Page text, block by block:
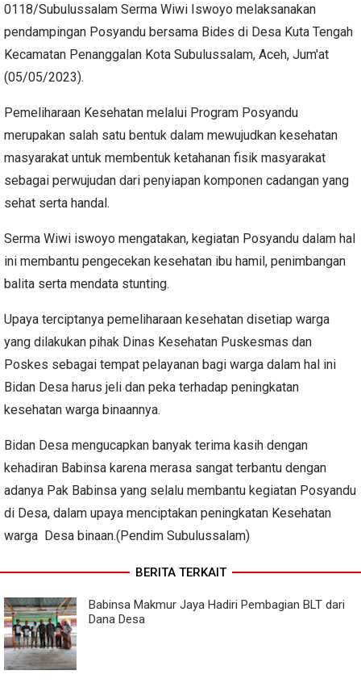
0118/Subulussalam Serma Wiwi Iswoyo melaksanakan
pendampingan Posyandu bersama Bides di Desa Kuta Tengah
Kecamatan Penanggalan Kota Subulussalam, Aceh, Jum'at
(05/05/2023).
Pemeliharaan Kesehatan melalui Program Posyandu
merupakan salah satu bentuk dalam mewujudkan kesehatan
masyarakat untuk membentuk ketahanan fisik masyarakat
sebagai perwujudan dari penyiapan komponen cadangan yang
sehat serta handal.
Serma Wiwi iswoyo mengatakan, kegiatan Posyandu dalam hal
ini membantu pengecekan kesehatan ibu hamil, penimbangan
balita serta mendata stunting.
Upaya terciptanya pemeliharaan kesehatan disetiap warga
yang dilakukan pihak Dinas Kesehatan Puskesmas dan
Poskes sebagai tempat pelayanan bagi warga dalam hal ini
Bidan Desa harus jeli dan peka terhadap peningkatan
kesehatan warga binaannya.
Bidan Desa mengucapkan banyak terima kasih dengan
kehadiran Babinsa karena merasa sangat terbantu dengan
adanya Pak Babinsa yang selalu membantu kegiatan Posyandu
di Desa, dalam upaya menciptakan peningkatan Kesehatan
warga Desa binaan.(Pendim Subulussalam)
BERITA TERKAIT
Babinsa Makmur Jaya Hadiri Pembagian BLT dari
Dana Desa